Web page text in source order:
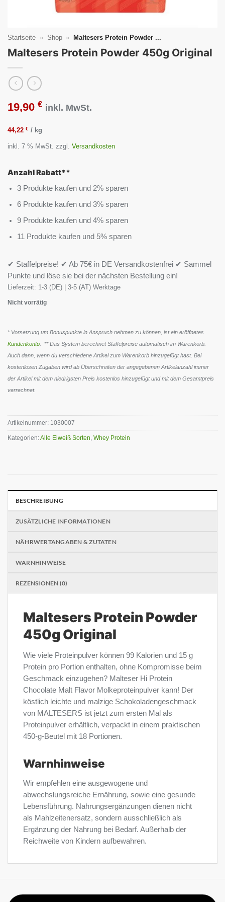
Startseite » Shop » Maltesers Protein Powder ...
Maltesers Protein Powder 450g Original
19,90 € inkl. MwSt.
44,22 € / kg
inkl. 7 % MwSt. zzgl. Versandkosten
Anzahl Rabatt**
3 Produkte kaufen und 2% sparen
6 Produkte kaufen und 3% sparen
9 Produkte kaufen und 4% sparen
11 Produkte kaufen und 5% sparen
✔ Staffelpreise! ✔ Ab 75€ in DE Versandkostenfrei ✔ Sammel
Punkte und löse sie bei der nächsten Bestellung ein!
Lieferzeit: 1-3 (DE) | 3-5 (AT) Werktage
Nicht vorrätig
* Vorsetzung um Bonuspunkte in Anspruch nehmen zu können, ist ein eröffnetes
Kundenkonto . ** Das System berechnet Staffelpreise automatisch im Warenkorb.
Auch dann, wenn du verschiedene Artikel zum Warenkorb hinzugefügt hast. Bei
kostenlosen Zugaben wird ab Überschreiten der angegebenen Artikelanzahl immer
der Artikel mit dem niedrigsten Preis kostenlos hinzugefügt und mit dem Gesamtpreis
verrechnet.
Artikelnummer: 1030007
Kategorien:Alle Eiweiß Sorten, Whey Protein
BESCHREIBUNG
ZUSÄTZLICHE INFORMATIONEN
NÄHRWERTANGABEN & ZUTATEN
WARNHINWEISE
REZENSIONEN (0)
Maltesers Protein Powder
450g Original
Wie viele Proteinpulver können 99 Kalorien und 15 g
Protein pro Portion enthalten, ohne Kompromisse beim
Geschmack einzugehen? Malteser Hi Protein
Chocolate Malt Flavor Molkeproteinpulver kann! Der
köstlich leichte und malzige Schokoladengeschmack
von MALTESERS ist jetzt zum ersten Mal als
Proteinpulver erhältlich, verpackt in einem praktischen
450-g-Beutel mit 18 Portionen.
Warnhinweise
Wir empfehlen eine ausgewogene und
abwechslungsreiche Ernährung, sowie eine gesunde
Lebensführung. Nahrungsergänzungen dienen nicht
als Mahlzeitenersatz, sondern ausschließlich als
Ergänzung der Nahrung bei Bedarf. Außerhalb der
Reichweite von Kindern aufbewahren.